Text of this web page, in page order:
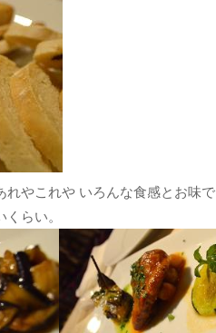
れやこれや いろんな食感とお味で
らい。